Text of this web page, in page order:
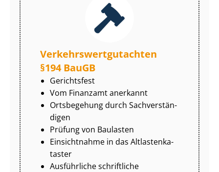
Ver­kehrs­wert­gut­ach­ten
§194 BauGB
Gerichtsfest
Vom Finanzamt anerkannt
Ortsbegehung durch Sach­ver­stän­
di­gen
Prüfung von Baulasten
Einsichtnahme in das Alt­las­ten­ka­
tas­ter
Ausführliche schriftliche